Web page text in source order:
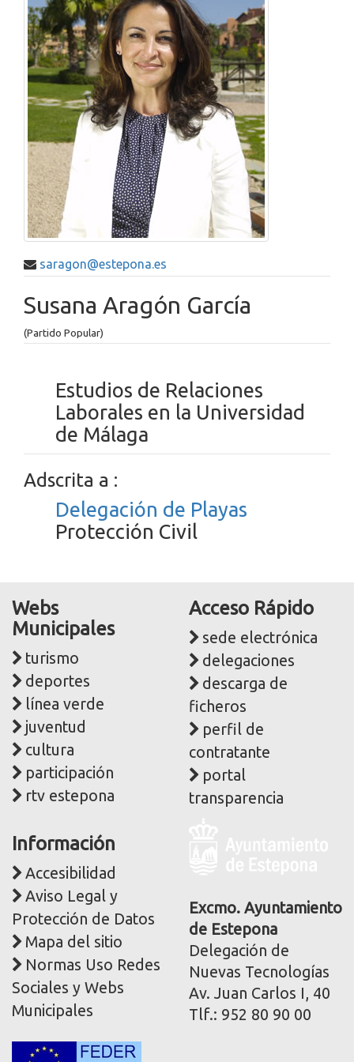
saragon@estepona.es
Susana Aragón García
(Partido Popular)
Estudios de Relaciones
Laborales en la Universidad
de Málaga
Adscrita a :
Delegación de Playas
Protección Civil
Webs
Municipales
turismo
deportes
línea verde
juventud
cultura
participación
rtv estepona
Acceso Rápido
sede electrónica
delegaciones
descarga de
ficheros
perfil de
contratante
portal
transparencia
Información
Accesibilidad
Aviso Legal y
Protección de Datos
Mapa del sitio
Normas Uso Redes
Sociales y Webs
Municipales
corporativa
Excmo. Ayuntamiento
de Estepona
Delegación de
Nuevas Tecnologías
Av. Juan Carlos I, 40
Tlf.: 952 80 90 00